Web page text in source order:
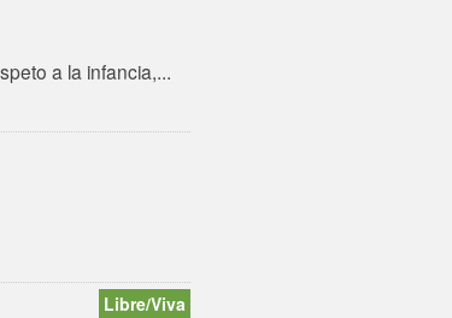
a la infancia,...
Libre/Viva